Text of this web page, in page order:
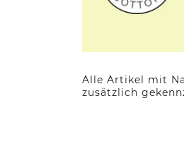
Alle Artikel mit
zusätzlich